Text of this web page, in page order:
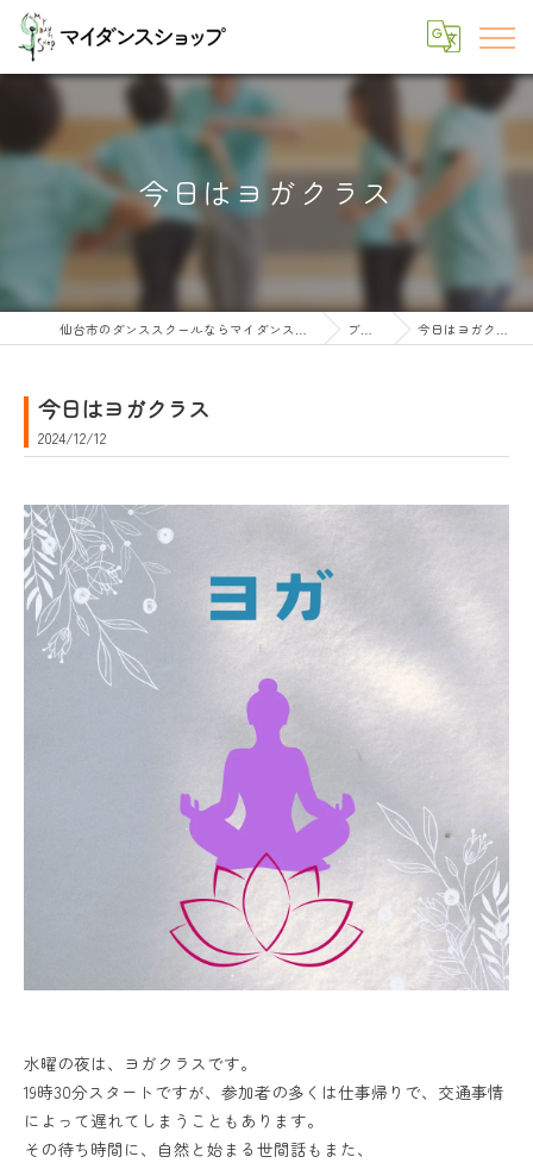
今日はヨガクラス
仙台市のダンススクールならマイダンスショップ ブログ 今日はヨガクラス
今日はヨガクラス
2024/12/12
水曜の夜は、ヨガクラスです。
19時30分スタートですが、参加者の多くは仕事帰りで、交通事情
によって遅れてしまうこともあります。
その待ち時間に、自然と始まる世間話もまた、